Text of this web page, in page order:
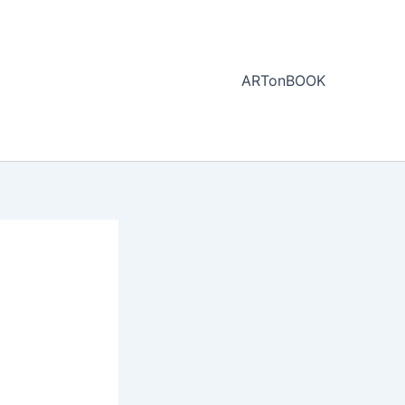
ARTonBOOK